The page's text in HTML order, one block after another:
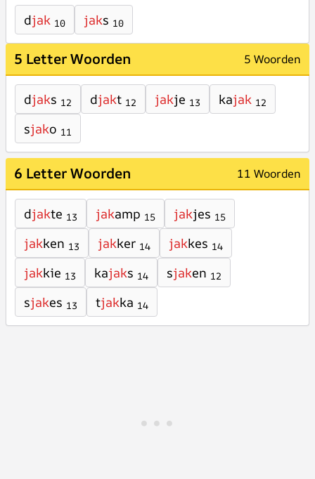
djak 10 jaks 10
5 Letter Woorden 5 Woorden
djaks 12 djakt 12 jakje 13 kajak 12
sjako 11
6 Letter Woorden 11 Woorden
djakte 13 jakamp 15 jakjes 15
jakken 13 jakker 14 jakkes 14
jakkie 13 kajaks 14 sjaken 12
sjakes 13 tjakka 14